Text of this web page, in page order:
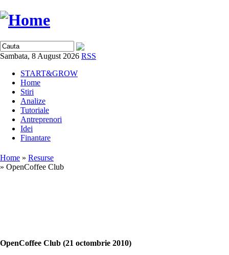
Sambata, 8 August 2026 RSS
START&GROW
Home
Stiri
Analize
Tutoriale
Antreprenori
Idei
Finantare
Home » Resurse
» OpenCoffee Club
OpenCoffee Club (21 octombrie 2010)